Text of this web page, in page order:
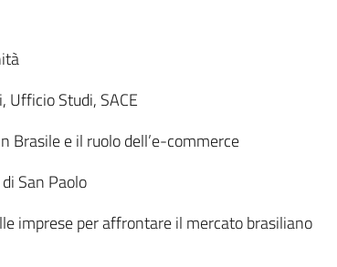
Ufficio Studi, SACE
Brasile e il ruolo dell’e-commerce
San Paolo
imprese per affrontare il mercato brasiliano